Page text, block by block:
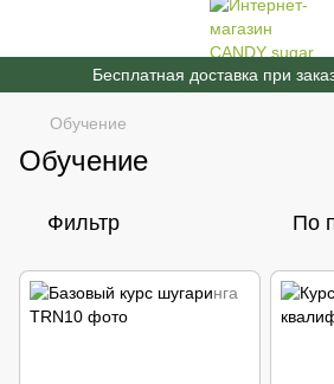
Бесплатная доставка при
Обучение
Обучение
Фильтр По